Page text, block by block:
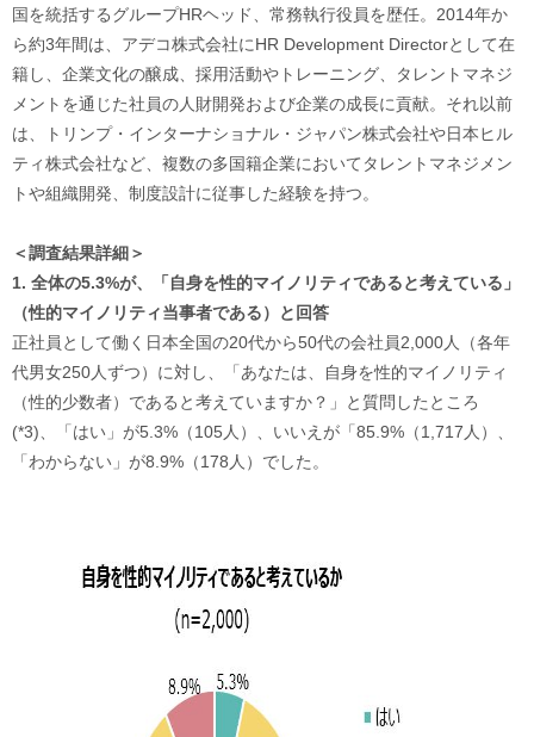
国を統括するグループHRヘッド、常務執行役員を歴任。2014年か
ら約3年間は、アデコ株式会社にHR Development Directorとして在
籍し、企業文化の醸成、採用活動やトレーニング、タレントマネジ
メントを通じた社員の人財開発および企業の成長に貢献。それ以前
は、トリンプ・インターナショナル・ジャパン株式会社や日本ヒル
ティ株式会社など、複数の多国籍企業においてタレントマネジメン
トや組織開発、制度設計に従事した経験を持つ。
＜調査結果詳細＞
1. 全体の5.3%が、「自身を性的マイノリティであると考えている」
（性的マイノリティ当事者である）と回答
正社員として働く日本全国の20代から50代の会社員2,000人（各年
代男女250人ずつ）に対し、「あなたは、自身を性的マイノリティ
（性的少数者）であると考えていますか？」と質問したところ
(*3)、「はい」が5.3%（105人）、いいえが「85.9%（1,717人）、
「わからない」が8.9%（178人）でした。